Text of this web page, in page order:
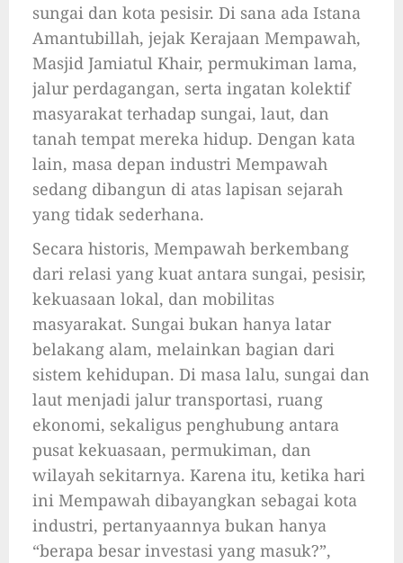
sungai dan kota pesisir. Di sana ada Istana
Amantubillah, jejak Kerajaan Mempawah,
Masjid Jamiatul Khair, permukiman lama,
jalur perdagangan, serta ingatan kolektif
masyarakat terhadap sungai, laut, dan
tanah tempat mereka hidup. Dengan kata
lain, masa depan industri Mempawah
sedang dibangun di atas lapisan sejarah
yang tidak sederhana.
Secara historis, Mempawah berkembang
dari relasi yang kuat antara sungai, pesisir,
kekuasaan lokal, dan mobilitas
masyarakat. Sungai bukan hanya latar
belakang alam, melainkan bagian dari
sistem kehidupan. Di masa lalu, sungai dan
laut menjadi jalur transportasi, ruang
ekonomi, sekaligus penghubung antara
pusat kekuasaan, permukiman, dan
wilayah sekitarnya. Karena itu, ketika hari
ini Mempawah dibayangkan sebagai kota
industri, pertanyaannya bukan hanya
“berapa besar investasi yang masuk?”,